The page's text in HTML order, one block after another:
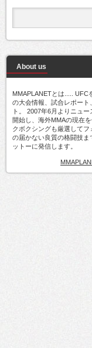
About us
MMAPLANETとは..... UFC
の大会情報、試合レポート
ト。 2007年6月よりニュ
開始し、海外MMAの現在
クボクシングも厳選して
の届かない良質の格闘技
ットーに発信します。